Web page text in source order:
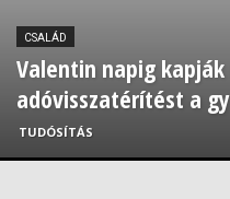
CSALÁD
Valentin napig
adóvisszatérítést a
TUDÓSÍTÁS